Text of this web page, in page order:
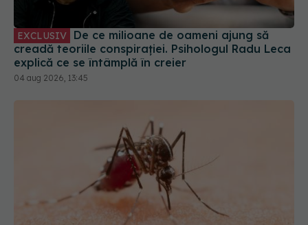
EXCLUSIV
creadă teoriile conspirației. Psihologul Radu Leca
explică ce se întâmplă în creier
04 aug 2026, 13:45